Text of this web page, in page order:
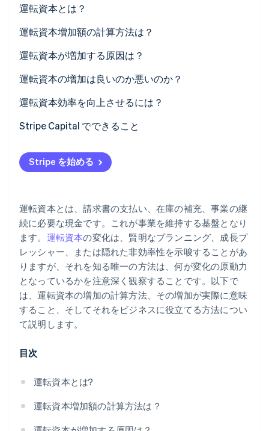
Identity
オンライン本人確認
Stripe Sessions 2026
Stripe が AI の経済インフラをどのように構築しているかを
ご覧ください。
こちらをご覧ください
運転資本とは？
運転資本増加額の計算方法は？
運転資本が増加する原因は？
在庫を大量に調達した
顧客の支払いが遅れている
請求書を早期に支払った
短期資金を調達した
成長中である
運転資本の増加は良いのか悪いのか？
運転資本効率を向上させるには？
回収のスピードアップ
より長く現金を保有する
在庫に注意
大きな出費は戦略的に
サイクルを短縮
危機管理プラン
短期資金を賢く利用する
Stripe Capital でできること
Stripe を始める
運転資本とは、請求書の支払い、在庫の補充、事業の継
続に必要な現金です。これが事業を維持する基盤となり
ます。 運転資本の変化は、賢明なプランニング、成長プ
レッシャー、または隠れた非効率性を示唆することがあ
りますが、それを知る唯一の方法は、何が変化の原動力
となっているかを注意深く観察することです。以下で
は、運転資本の増加の計算方法、その増加が実際に意味
すること、そしてそれをビジネスに役立てる方法につい
て説明します。
目次
運転資本とは?
運転資本増加額の計算方法は？